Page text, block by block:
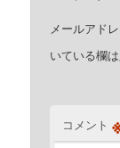
メールアド
いている欄
コメント